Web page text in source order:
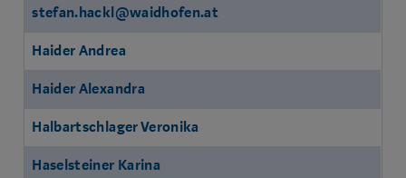
stefan.hackl@waidhofen.at
Haider Andrea
Haider Alexandra
Halbartschlager Veronika
Haselsteiner Karina